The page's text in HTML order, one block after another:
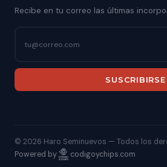
Recibe en tu correo las últimas
SUSCRIBIRSE
© 2026 Haro Seminuevos — Todos los
Powered by
codigoychips.com